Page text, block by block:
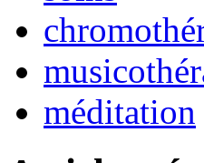
méditation